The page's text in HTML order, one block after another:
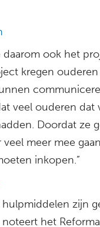
daarom ook het
kregen
veel ouderen dat
Doordat ze
meer mee
inkopen.”
hulpmiddelen zijn
het